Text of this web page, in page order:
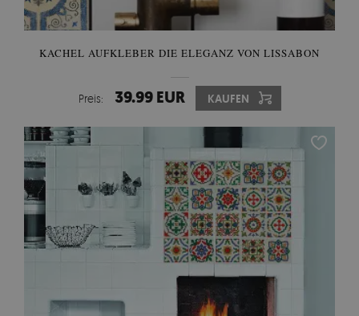
KACHEL AUFKLEBER DIE ELEGANZ VON LISSABON
Preis: 39.99 EUR KAUFEN